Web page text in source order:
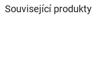
Související produkty